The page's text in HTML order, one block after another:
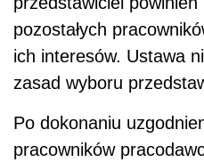
pozostałych
ich interesów. Ustawa
zasad wyboru
Po dokonaniu
pracowników